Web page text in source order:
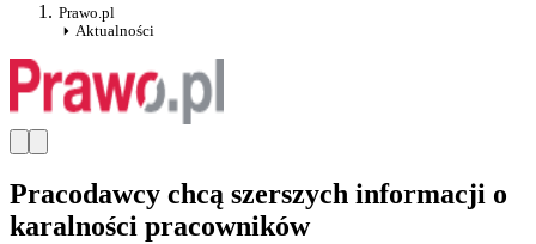
Prawo.pl
Aktualności
Pracodawcy chcą szerszych informacji o
karalności pracowników